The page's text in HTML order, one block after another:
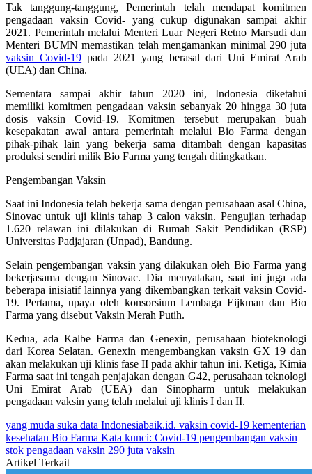
Tak tanggung-tanggung, Pemerintah telah mendapat komitmen
pengadaan vaksin Covid- yang cukup digunakan sampai akhir
2021. Pemerintah melalui Menteri Luar Negeri Retno Marsudi dan
Menteri BUMN memastikan telah mengamankan minimal 290 juta
vaksin Covid-19 pada 2021 yang berasal dari Uni Emirat Arab
(UEA) dan China.
Sementara sampai akhir tahun 2020 ini, Indonesia diketahui
memiliki komitmen pengadaan vaksin sebanyak 20 hingga 30 juta
dosis vaksin Covid-19. Komitmen tersebut merupakan buah
kesepakatan awal antara pemerintah melalui Bio Farma dengan
pihak-pihak lain yang bekerja sama ditambah dengan kapasitas
produksi sendiri milik Bio Farma yang tengah ditingkatkan.
Pengembangan Vaksin
Saat ini Indonesia telah bekerja sama dengan perusahaan asal China,
Sinovac untuk uji klinis tahap 3 calon vaksin. Pengujian terhadap
1.620 relawan ini dilakukan di Rumah Sakit Pendidikan (RSP)
Universitas Padjajaran (Unpad), Bandung.
Selain pengembangan vaksin yang dilakukan oleh Bio Farma yang
bekerjasama dengan Sinovac. Dia menyatakan, saat ini juga ada
beberapa inisiatif lainnya yang dikembangkan terkait vaksin Covid-
19. Pertama, upaya oleh konsorsium Lembaga Eijkman dan Bio
Farma yang disebut Vaksin Merah Putih.
Kedua, ada Kalbe Farma dan Genexin, perusahaan bioteknologi
dari Korea Selatan. Genexin mengembangkan vaksin GX 19 dan
akan melakukan uji klinis fase II pada akhir tahun ini. Ketiga, Kimia
Farma saat ini tengah penjajakan dengan G42, perusahaan teknologi
Uni Emirat Arab (UEA) dan Sinopharm untuk melakukan
pengadaan vaksin yang telah melalui uji klinis I dan II.
yang muda suka data Indonesiabaik.id. vaksin covid-19 kementerian
kesehatan Bio Farma Kata kunci: Covid-19 pengembangan vaksin
stok pengadaan vaksin 290 juta vaksin
Artikel Terkait